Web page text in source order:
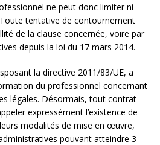
ne peut donc limiter ni
tentative de contournement
de la clause concernée, voire par
depuis la loi du 17 mars 2014.
la directive 2011/83/UE, a
du professionnel concernant
légales. Désormais, tout contrat
expressément l’existence de
modalités de mise en œuvre,
pouvant atteindre 3